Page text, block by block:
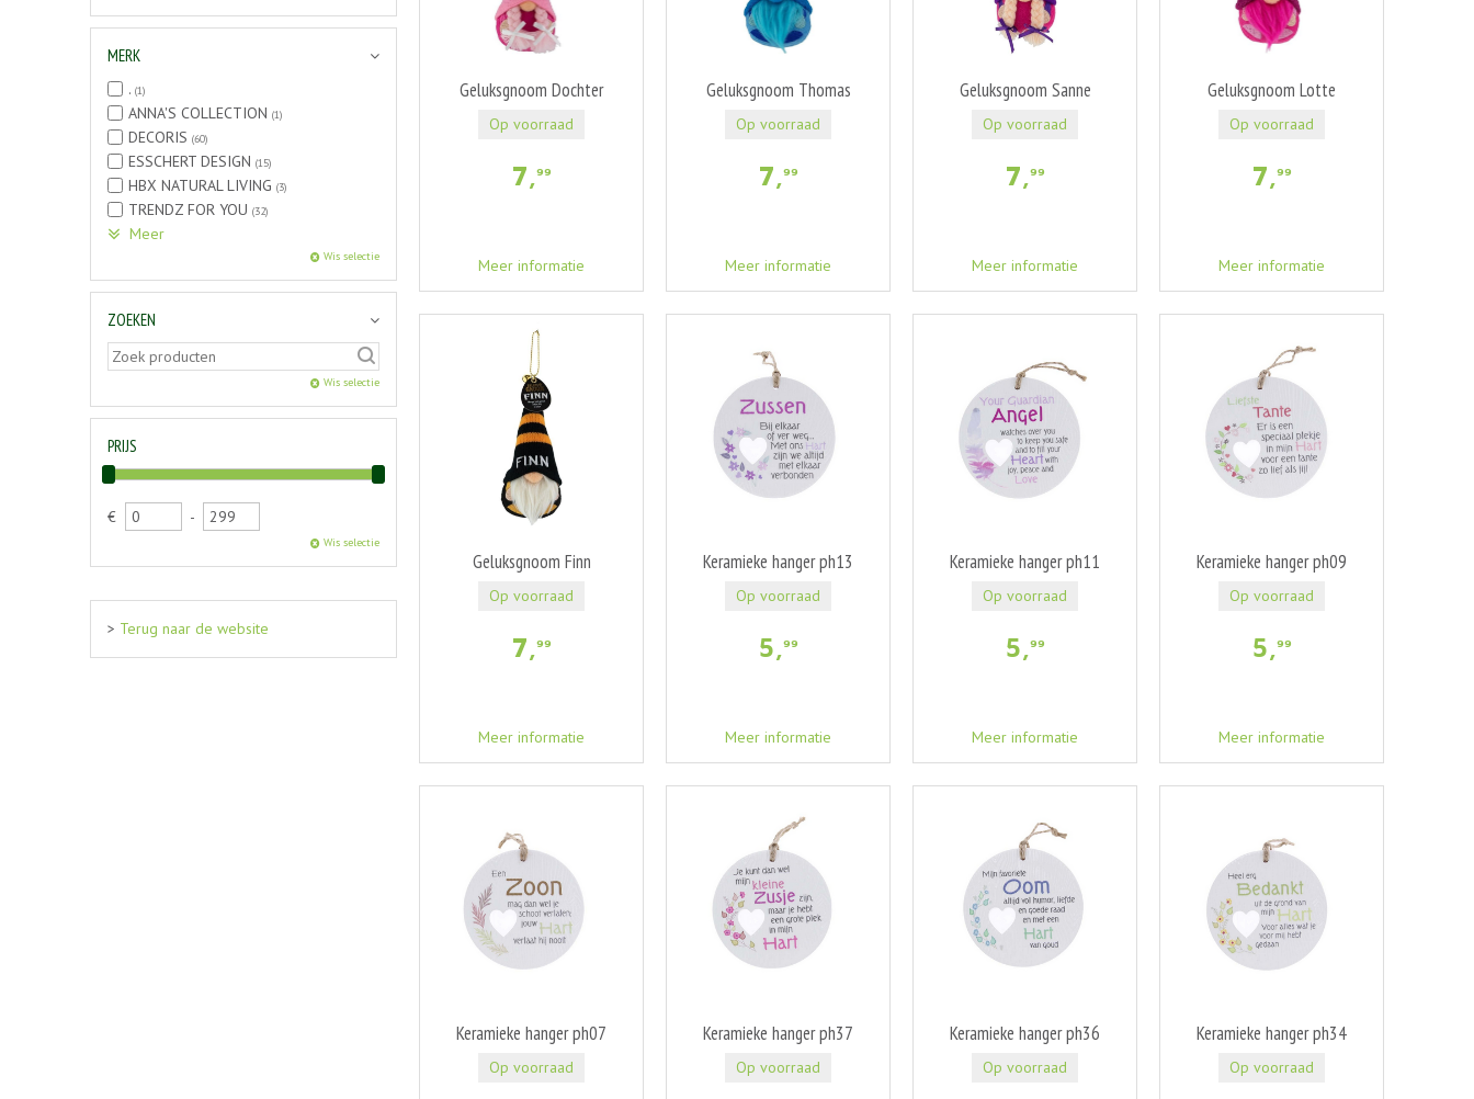
Geluksgnoom Dochter
7,99
Meer informatie
Op voorraad
Geluksgnoom Thomas
7,99
Meer informatie
Op voorraad
Geluksgnoom Sanne
7,99
Meer informatie
Op voorraad
Geluksgnoom Lotte
7,99
Meer informatie
Op voorraad
Geluksgnoom Finn
7,99
Meer informatie
Op voorraad
Keramieke hanger ph13
5,99
Meer informatie
Op voorraad
Keramieke hanger ph11
5,99
Meer informatie
Op voorraad
Keramieke hanger ph09
5,99
Meer informatie
Op voorraad
Keramieke hanger ph07
Op voorraad
Keramieke hanger ph37
Op voorraad
Keramieke hanger ph36
Op voorraad
Keramieke hanger ph34
Op voorraad
MERK
. (1)
ANNA'S COLLECTION (1)
DECORIS (60)
ESSCHERT DESIGN (15)
HBX NATURAL LIVING (3)
TRENDZ FOR YOU (32)
Meer
Wis selectie
ZOEKEN
Wis selectie
PRIJS
€ -
Wis selectie
> Terug naar de website